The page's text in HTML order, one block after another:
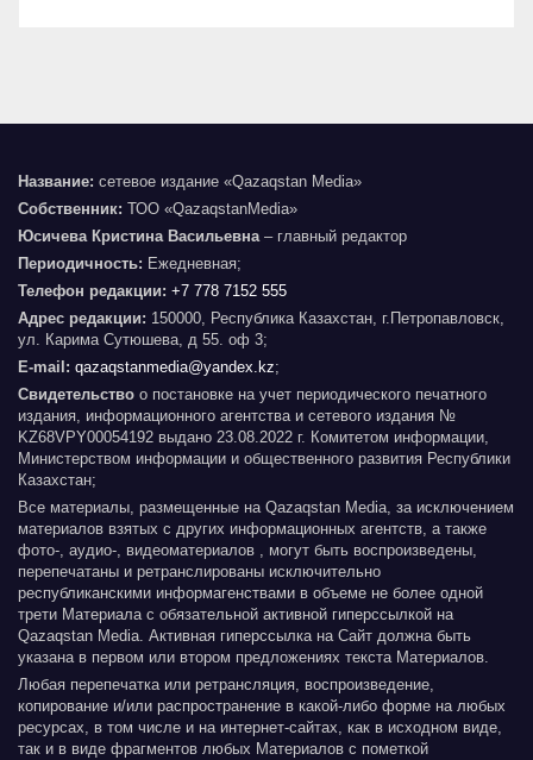
Название: сетевое издание «Qazaqstan Media»
Собственник: ТОО «QazaqstanMedia»
Юсичева Кристина Васильевна– главный редактор
Периодичность: Ежедневная;
Телефон редакции: +7 778 7152 555
Адрес редакции: 150000, Республика Казахстан, г.Петропавловск,
ул. Карима Сутюшева, д 55. оф 3;
E-mail: qazaqstanmedia@yandex.kz;
Свидетельство о постановке на учет периодического печатного
издания, информационного агентства и сетевого издания №
KZ68VPY00054192 выдано 23.08.2022 г. Комитетом информации,
Министерством информации и общественного развития Республики
Казахстан;
Все материалы, размещенные на Qazaqstan Media, за исключением
материалов взятых с других информационных агентств, а также
фото-, аудио-, видеоматериалов , могут быть воспроизведены,
перепечатаны и ретранслированы исключительно
республиканскими информагенствами в объеме не более одной
трети Материала с обязательной активной гиперссылкой на
Qazaqstan Media. Активная гиперссылка на Сайт должна быть
указана в первом или втором предложениях текста Материалов.
Любая перепечатка или ретрансляция, воспроизведение,
копирование и/или распространение в какой-либо форме на любых
ресурсах, в том числе и на интернет-сайтах, как в исходном виде,
так и в виде фрагментов любых Материалов с пометкой